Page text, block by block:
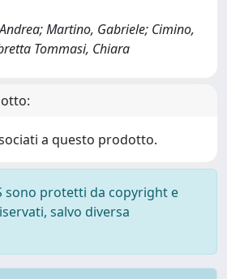
Martino, Gabriele; Cimino,
Tommasi, Chiara
a questo prodotto.
sono protetti da copyright e
salvo diversa